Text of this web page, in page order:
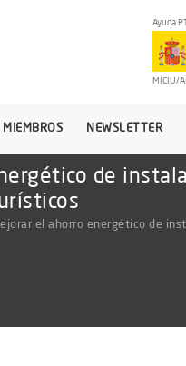
Ayuda
MICIU/
MIEMBROS NEWSLETTER
de
el ahorro energético de